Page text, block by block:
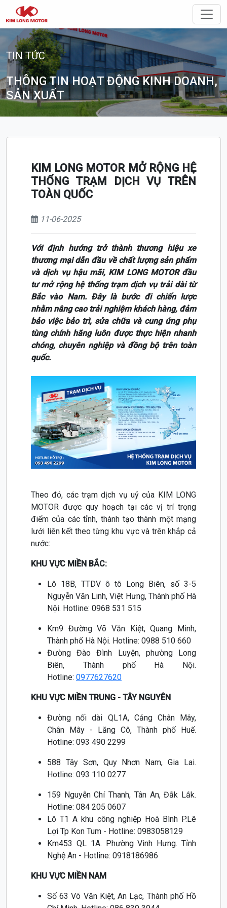
Điều
TIN TỨC
THÔNG TIN HOẠT ĐỘNG KINH DOANH,
SẢN XUẤT
KIM LONG MOTOR MỞ RỘNG HỆ
THỐNG TRẠM DỊCH VỤ TRÊN
TOÀN QUỐC
11-06-2025
Với định hướng trở thành thương hiệu xe
thương mại dẫn đầu về chất lượng sản phẩm
và dịch vụ hậu mãi, KIM LONG MOTOR đầu
tư mở rộng hệ thống trạm dịch vụ trải dài từ
Bắc vào Nam. Đây là bước đi chiến lược
nhằm nâng cao trải nghiệm khách hàng, đảm
bảo việc bảo trì, sửa chữa và cung ứng phụ
tùng chính hãng luôn được thực hiện nhanh
chóng, chuyên nghiệp và đồng bộ trên toàn
quốc.
Theo đó, các trạm dịch vụ uỷ của KIM LONG
MOTOR được quy hoạch tại các vị trí trọng
điểm của các tỉnh, thành tạo thành một mạng
lưới liên kết theo từng khu vực và trên khắp cả
nước:
KHU VỰC MIỀN BẮC:
Lô 18B, TTDV ô tô Long Biên, số 3-5
Nguyễn Văn Linh, Việt Hưng, Thành phố Hà
Nội. Hotline: 0968 531 515
Km9 Đường Võ Văn Kiệt, Quang Minh,
Thành phố Hà Nội. Hotline: 0988 510 660
Đường Đào Đình Luyện, phường Long
Biên, Thành phố Hà Nội.
Hotline: 0977627620
KHU VỰC MIỀN TRUNG - TÂY NGUYÊN
Đường nối dài QL1A, Cảng Chân Mây,
Chân Mây - Lăng Cô, Thành phố Huế.
Hotline: 093 490 2299
588 Tây Sơn, Quy Nhơn Nam, Gia Lai.
Hotline: 093 110 0277
159 Nguyễn Chí Thanh, Tân An, Đắk Lắk.
Hotline: 084 205 0607
Lô T1 A khu công nghiệp Hoà Bình P.Lê
Lợi Tp Kon Tum - Hotline: 0983058129
Km453 QL 1A. Phường Vinh Hưng. Tỉnh
Nghệ An - Hotline: 0918186986
KHU VỰC MIỀN NAM
Số 63 Võ Văn Kiệt, An Lạc, Thành phố Hồ